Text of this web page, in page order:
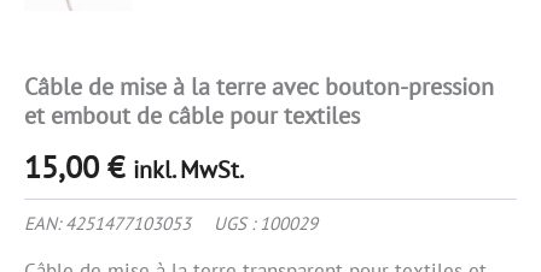
Câble de mise à la terre avec bouton-pression
et embout de câble pour textiles
15,00 € inkl. MwSt.
EAN:4251477103053 UGS :100029